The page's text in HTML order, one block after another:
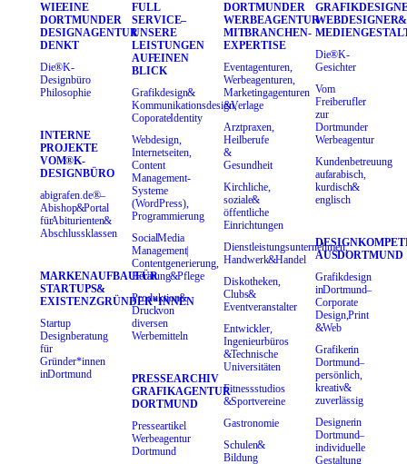
WIE EINE
DORTMUNDER
DESIGNAGENTUR
DENKT
Die ®K-
Designbüro
Philosophie
INTERNE
PROJEKTE
VOM ®K-
DESIGNBÜRO
abigrafen.de® –
Abishop & Portal
für Abiturienten &
Abschlussklassen
MARKENAUFBAU FÜR
STARTUPS &
EXISTENZGRÜNDER*INNEN
Startup
Designberatung
für
Gründer*innen
in Dortmund
FULL
SERVICE –
UNSERE
LEISTUNGEN
AUF EINEN
BLICK
Grafikdesign &
Kommunikationsdesign,
Coporate Identity
Webdesign,
Internetseiten,
Content
Management-
Systeme
(WordPress),
Programmierung
Social Media
Management |
Contentgenerierung,
Beratung & Pflege
Produktion &
Druck von
diversen
Werbemitteln
PRESSEARCHIV
GRAFIKAGENTUR
DORTMUND
Presseartikel
Werbeagentur
Dortmund
DORTMUNDER
WERBEAGENTUR
MIT BRANCHEN-
EXPERTISE
Eventagenturen,
Werbeagenturen,
Marketingagenturen
& Verlage
Arztpraxen,
Heilberufe
&
Gesundheit
Kirchliche,
soziale &
öffentliche
Einrichtungen
Dienstleistungsunternehmen,
Handwerk & Handel
Diskotheken,
Clubs &
Eventveranstalter
Entwickler,
Ingenieurbüros
& Technische
Universitäten
Fitnessstudios
& Sportvereine
Gastronomie
Schulen &
Bildung
WEBDESIGNER &
Die ®K-
Gesichter
Vom
Freiberufler
zur
Dortmunder
Werbeagentur
Kundenbetreuung
auf arabisch,
kurdisch &
englisch
AUS DORTMUND
Grafikdesign
in Dortmund –
Corporate
Design, Print
& Web
Grafiker in
Dortmund –
persönlich,
kreativ &
zuverlässig
Designer in
Dortmund –
individuelle
Gestaltung